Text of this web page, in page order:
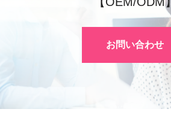
お問い合わせ